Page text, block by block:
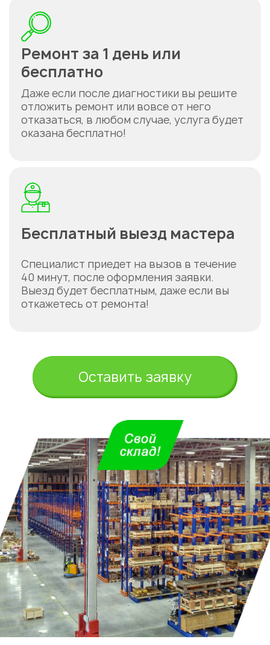
Ремонт за 1 день или
бесплатно
Даже если после диагностики вы решите
отложить ремонт или вовсе от него
отказаться, в любом случае, услуга будет
оказана бесплатно!
Бесплатный выезд мастера
Специалист приедет на вызов в течение
40 минут, после оформления заявки.
Выезд будет бесплатным, даже если вы
откажетесь от ремонта!
Оставить заявку